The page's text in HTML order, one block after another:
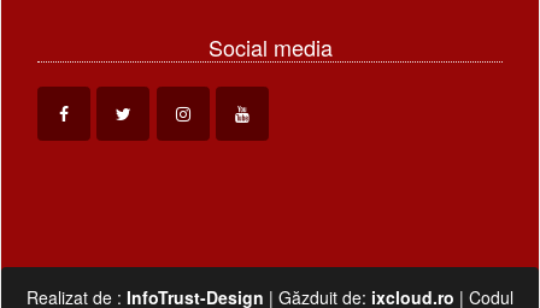
Social media
Realizat de : InfoTrust-Design | Găzduit de: ixcloud.ro | Codul